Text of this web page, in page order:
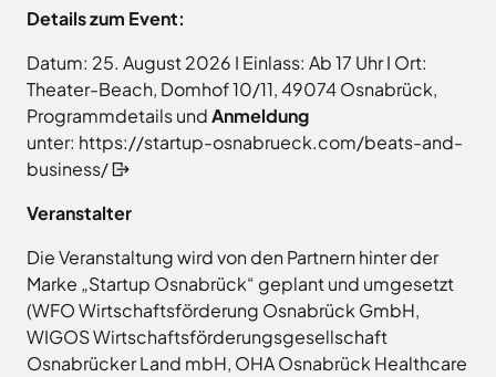
Details zum Event:
Datum: 25. August 2026 I Einlass: Ab 17 Uhr I Ort:
Theater-Beach, Domhof 10/11, 49074 Osnabrück,
Programmdetails undAnmeldung
unter: https://startup-osnabrueck.com/beats-and-
business/
Veranstalter
Die Veranstaltung wird von den Partnern hinter der
Marke „Startup Osnabrück“ geplant und umgesetzt
(WFO Wirtschaftsförderung Osnabrück GmbH,
WIGOS Wirtschaftsförderungsgesellschaft
Osnabrücker Land mbH, OHA Osnabrück Healthcare